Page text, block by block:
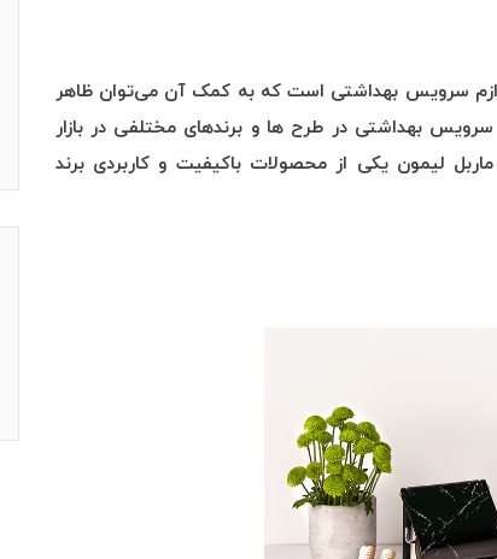
سرویس بهداشتی است که به کمک آن می‌توان ظاهر
بهداشتی در طرح ها و برندهای مختلفی در بازار
لیمون یکی از محصولات باکیفیت و کاربردی برند